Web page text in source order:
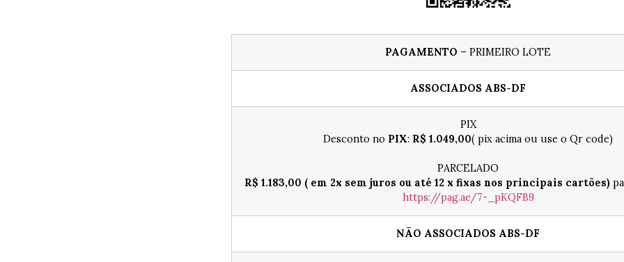
PAGAMENTO – PRIMEIRO LOTE
ASSOCIADOS ABS-DF
PIX
Desconto no PIX: R$ 1.049,00( pix acima ou use o Qr code)
PARCELADO
R$ 1.183,00 ( em 2x sem juros ou até 12 x fixas nos principais cartões)
https://pag.ae/7-_pKQFB9
NÃO ASSOCIADOS ABS-DF